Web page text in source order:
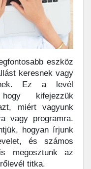
eszköz
keresnek vagy
Ez a levél
kifejezzük
miért vagyunk
vagy programra.
hogyan írjunk
és számos
megosztunk az
titka.